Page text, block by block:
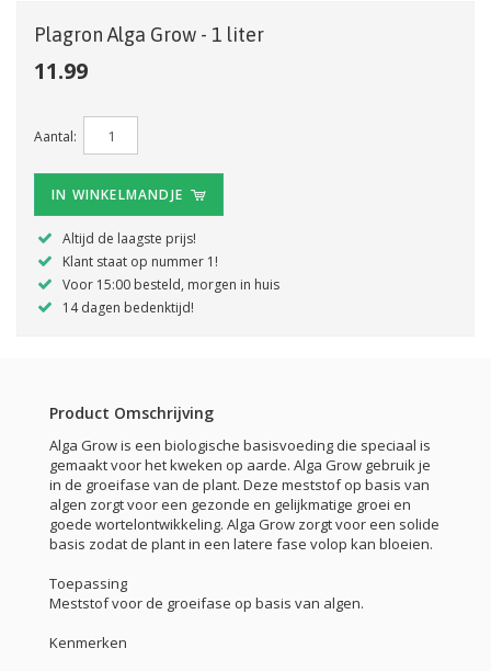
Plagron Alga Grow - 1 liter
11.99
Aantal:
IN WINKELMANDJE
Altijd de laagste prijs!
Klant staat op nummer 1!
Voor 15:00 besteld, morgen in huis
14 dagen bedenktijd!
Product Omschrijving
Alga Grow is een biologische basisvoeding die speciaal is
gemaakt voor het kweken op aarde. Alga Grow gebruik je
in de groeifase van de plant. Deze meststof op basis van
algen zorgt voor een gezonde en gelijkmatige groei en
goede wortelontwikkeling. Alga Grow zorgt voor een solide
basis zodat de plant in een latere fase volop kan bloeien.
Toepassing
Meststof voor de groeifase op basis van algen.
Kenmerken